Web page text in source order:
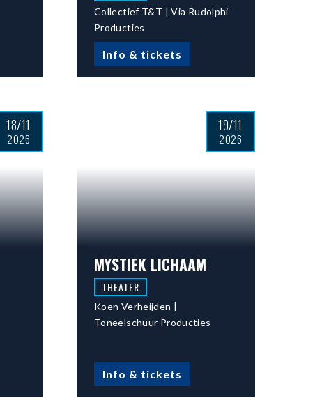
Collectief T&T | Via Rudolphi
Producties
Info & tickets
18/11
2026
19/11
2026
MYSTIEK LICHAAM
THEATER
Koen Verheijden |
Toneelschuur Producties
Info & tickets